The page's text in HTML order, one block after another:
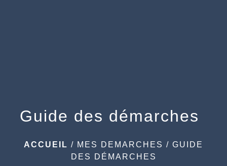
Guide des démarches
ACCUEIL / MES DEMARCHES / GUIDE
DES DÉMARCHES